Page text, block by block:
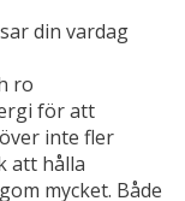
din vardag
ro
för att
inte fler
att hålla
mycket. Både